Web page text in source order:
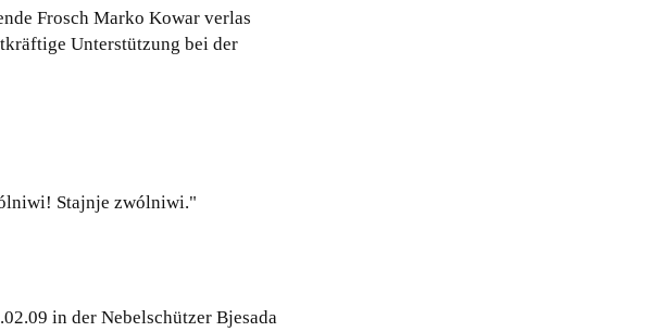
Frosch Marko Kowar verlas
Unterstützung bei der
Stajnje zwólniwi."
in der Nebelschützer Bjesada